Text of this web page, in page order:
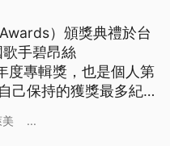
）頒獎典禮於台
手碧昂絲
度專輯獎，也是個人第
己保持的獲獎最多紀
屆最大贏家。台灣則
...